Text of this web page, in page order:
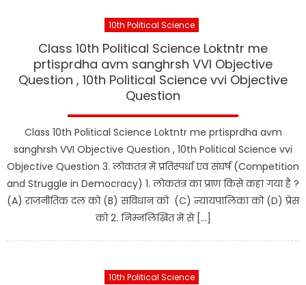
10th Political Science
Class 10th Political Science Loktntr me
prtisprdha avm sanghrsh VVI Objective
Question , 10th Political Science vvi Objective
Question
Class 10th Political Science Loktntr me prtisprdha avm
sanghrsh VVI Objective Question , 10th Political Science vvi
Objective Question 3. लोकतंत्र में प्रतिस्पर्धा एवं संघर्ष (Competition
and Struggle in Democracy) 1. लोकतंत्र का प्राण किसे कहा गया है ?
(A) राजनीतिक दल को (B) संविधान को (C) न्यायपालिका को (D) प्रेस
को 2. निम्नलिखित में से […]
10th Political Science